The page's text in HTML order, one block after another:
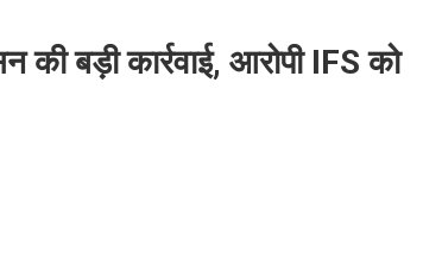
बड़ी कार्रवाई, आरोपी IFS को